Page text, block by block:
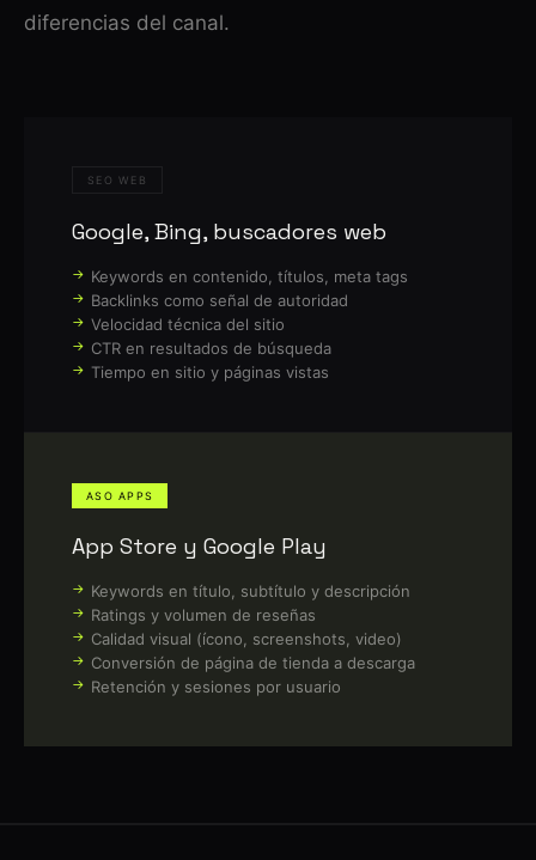
diferencias del canal.
SEO WEB
Google, Bing, buscadores web
Keywords en contenido, títulos, meta tags
Backlinks como señal de autoridad
Velocidad técnica del sitio
CTR en resultados de búsqueda
Tiempo en sitio y páginas vistas
ASO APPS
App Store y Google Play
Keywords en título, subtítulo y descripción
Ratings y volumen de reseñas
Calidad visual (ícono, screenshots, video)
Conversión de página de tienda a descarga
Retención y sesiones por usuario